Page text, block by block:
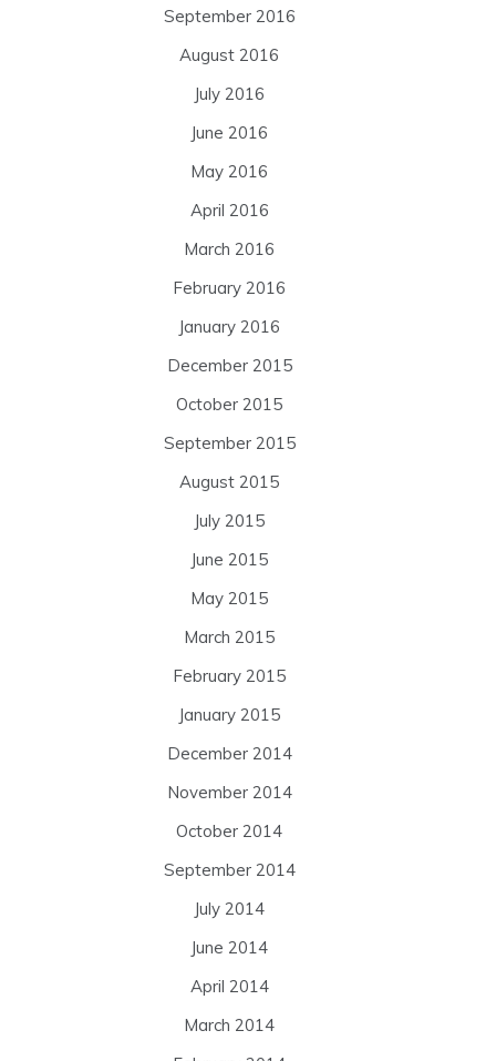
September 2016
August 2016
July 2016
June 2016
May 2016
April 2016
March 2016
February 2016
January 2016
December 2015
October 2015
September 2015
August 2015
July 2015
June 2015
May 2015
March 2015
February 2015
January 2015
December 2014
November 2014
October 2014
September 2014
July 2014
June 2014
April 2014
March 2014